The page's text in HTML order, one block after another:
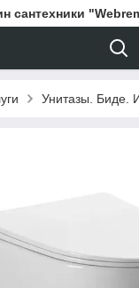
сантехники
Унитазы. Биде.